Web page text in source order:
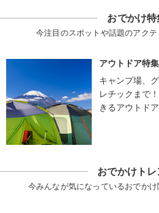
おでかけ特
今注目のスポットや話題のアク
アウトドア特集
キャンプ場、
レチックまで
きるアウトド
おでかけトレ
今みんなが気になっているおでかけ